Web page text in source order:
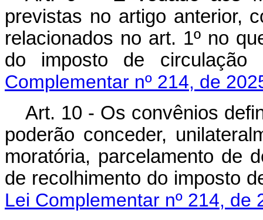
previstas no artigo anterior,
relacionados no art. 1º no
do imposto de
Complementar nº 214, de
Art. 10 - Os convênios
poderão conceder,
moratória, parcelamento de
de recolhimento do imposto
Lei Complementar nº 214, de